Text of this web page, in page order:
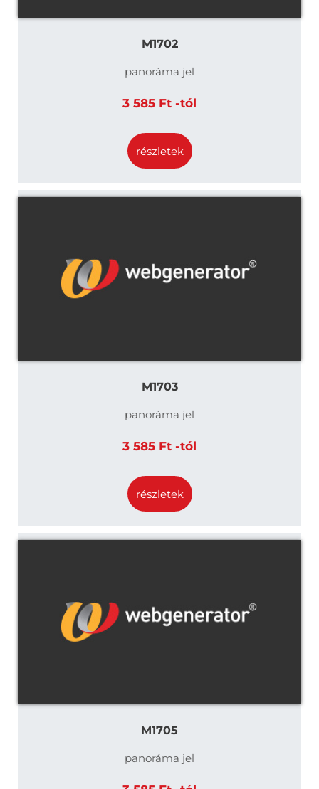
M1702
panoráma jel
3 585 Ft -tól
részletek
M1703
panoráma jel
3 585 Ft -tól
részletek
M1705
panoráma jel